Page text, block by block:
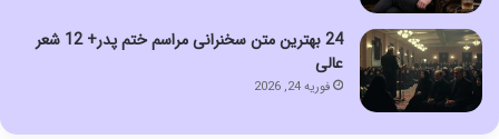
24 بهترین متن سخنرانی مراسم ختم پدر+ 12 شعر
عالی
فوریه 24, 2026